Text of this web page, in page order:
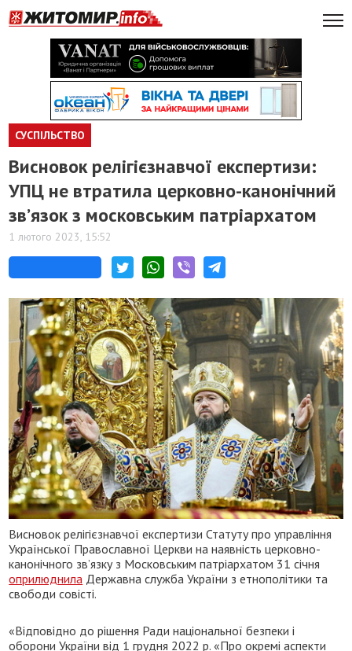
СУСПІЛЬСТВО
Висновок релігієзнавчої експертизи:
УПЦ не втратила церковно-канонічний
зв’язок з московським патріархатом
1 лютого 2023, 15:52
Висновок релігієзнавчої експертизи Статуту про управління
Української Православної Церкви на наявність церковно-
канонічного зв’язку з Московським патріархатом 31 січня
оприлюднила Державна служба України з етнополітики та
свободи совісті.
«Відповідно до рішення Ради національної безпеки і
оборони України від 1 грудня 2022 р. «Про окремі аспекти